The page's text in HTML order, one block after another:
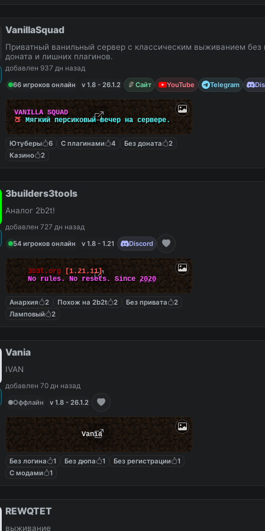
VanillaSquad
Приватный ванильный сервер с классическим выживанием без
доната и лишних плагинов.
добавлен 937 дн назад
66 игроков онлайн
v 1.8 - 26.1.2 Сайт YouTube Telegram
VANILLA SQUAD
🍑 Мягкий персиковый вечер на сервере.
Ютуберы 6 С плагинами 4 Без доната
2
Казино
2
3builders3tools
Аналог 2b2t!
добавлен 727 дн назад
54 игроков онлайн
v 1.8 - 1.21 Discord
3b3t.org
[1.21.11]
No rules. No resets. Since 2020
Анархия 2 Похож на 2b2t 2 Без привата
2
Ламповый
2
Vania
IVAN
добавлен 70 дн назад
Оффлайн
v 1.8 - 26.1.2
Vania
Без логина 1 Без дюпа 1 Без регистрации
1
С модами
1
REWQTET
выживание